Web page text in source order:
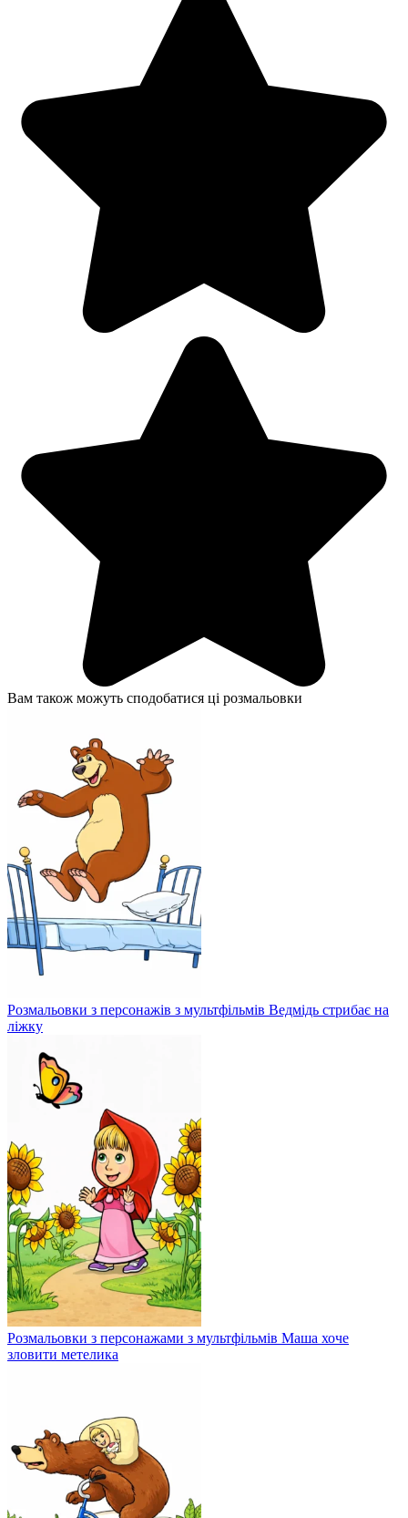
Вам також можуть сподобатися ці розмальовки
Розмальовки з персонажів з мультфільмів Ведмідь стрибає на
ліжку
Розмальовки з персонажами з мультфільмів Маша хоче
зловити метелика